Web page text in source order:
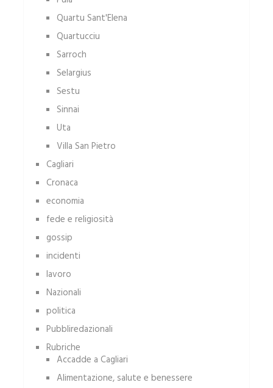
Quartu Sant'Elena
Quartucciu
Sarroch
Selargius
Sestu
Sinnai
Uta
Villa San Pietro
Cagliari
Cronaca
economia
fede e religiosità
gossip
incidenti
lavoro
Nazionali
politica
Pubbliredazionali
Rubriche
Accadde a Cagliari
Alimentazione, salute e benessere